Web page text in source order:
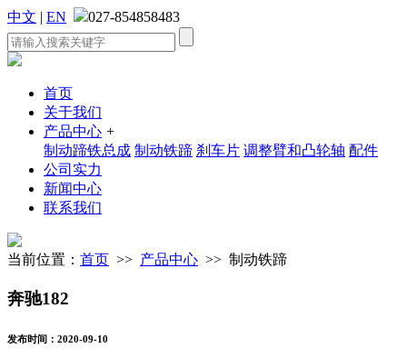
中文 | EN 027-854858483
首页
关于我们
产品中心 +
制动蹄铁总成 制动铁蹄 刹车片 调整臂和凸轮轴 配件
公司实力
新闻中心
联系我们
当前位置： 首页 >> 产品中心 >> 制动铁蹄
奔驰182
发布时间：2020-09-10